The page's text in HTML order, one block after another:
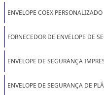
empresa possuir
experiência no segmento.
equipe com colaboradores
ponta a ponta. Saiba mais
ENVELOPE COEX PERSONALIZADO
FORNECEDOR DE ENVELOPE DE
ENVELOPE DE SEGURANÇA
ENVELOPE DE SEGURANÇA DE